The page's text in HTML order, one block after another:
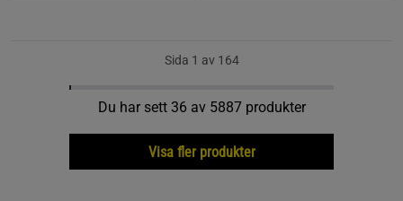
Sida 1 av 164
Du har sett 36 av 5887 produkter
Visa fler produkter